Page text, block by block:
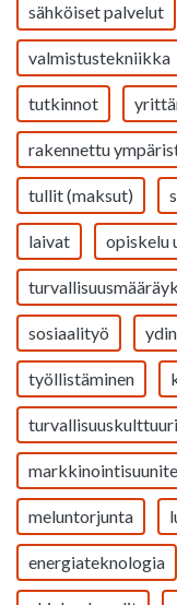
sähköiset palvelut
valmistustekniikka
tutkinnot
rakennettu
tullit (maksut)
laivat opiskelu
sosiaalityö
työllistäminen
turvallisuuskulttuuri
meluntorjunta
energiateknologia